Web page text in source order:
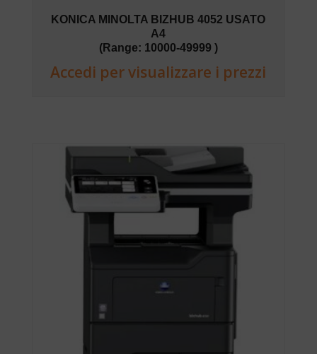
KONICA MINOLTA BIZHUB 4052 USATO
A4
(Range: 10000-49999 )
Accedi per visualizzare i prezzi